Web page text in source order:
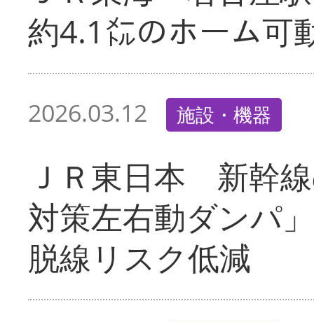
約4.1㍍のホーム可
2026.03.12 施設・機器
ＪＲ東日本 新幹
対策左右動ダン
脱線リスク低減